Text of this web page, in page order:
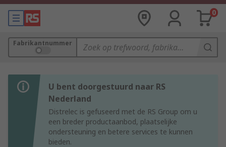
0
Fabrikantnummer
U bent doorgestuurd naar RS
Nederland
Distrelec is gefuseerd met de RS Group om u
een breder productaanbod, plaatselijke
ondersteuning en betere services te kunnen
bieden.